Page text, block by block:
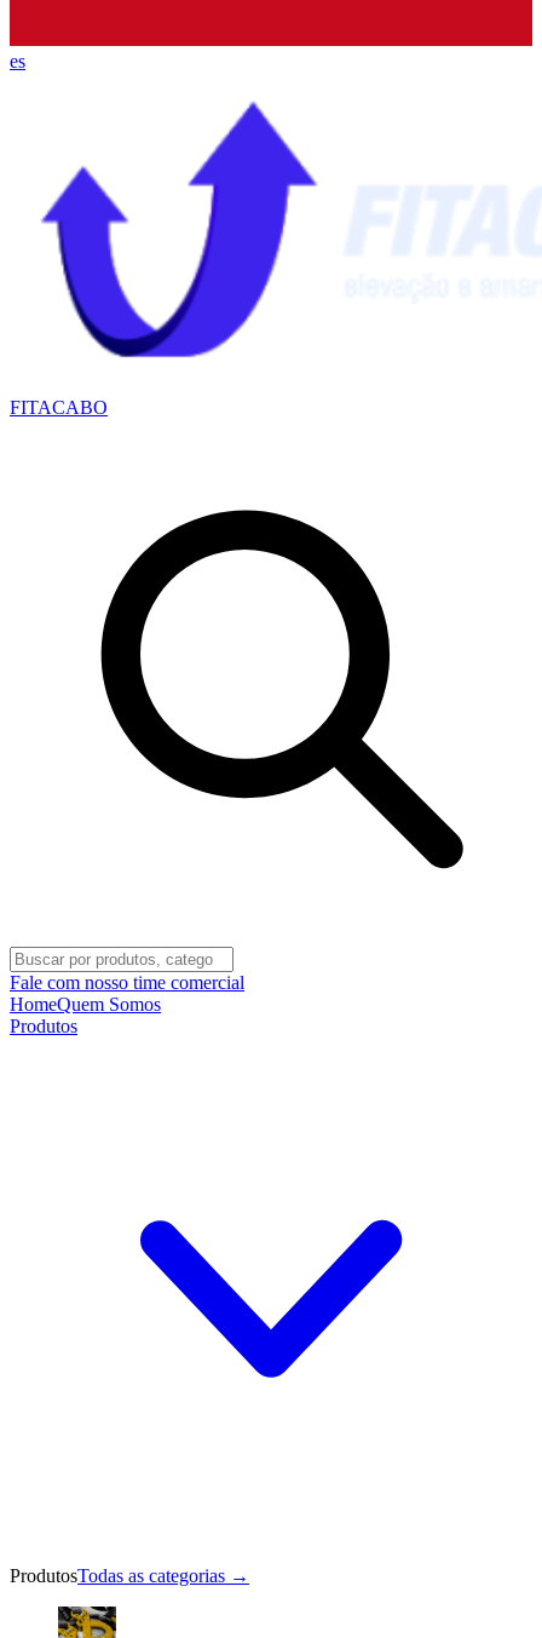
es
FITACABO
Fale com nosso time comercial
HomeQuem Somos
Produtos
ProdutosTodas as categorias →